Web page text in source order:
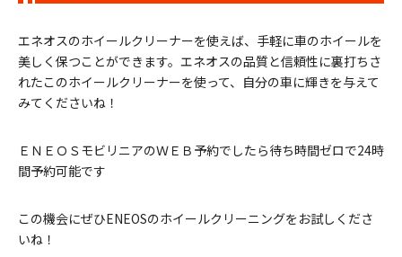
エネオスのホイールクリーナーを使えば、手軽に車のホイールを
美しく保つことができます。エネオスの品質と信頼性に裏打ちさ
れたこのホイールクリーナーを使って、自分の車に輝きを与えて
みてくださいね！
ＥＮＥＯＳモビリニアのＷＥＢ予約でしたら待ち時間ゼロで24時
間予約可能です
この機会にぜひENEOSのホイールクリーニングをお試しくださ
いね！